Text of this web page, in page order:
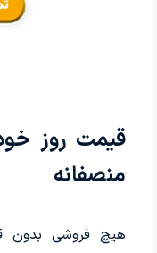
قیمت روز
منصفانه
هیچ فروشی بدون